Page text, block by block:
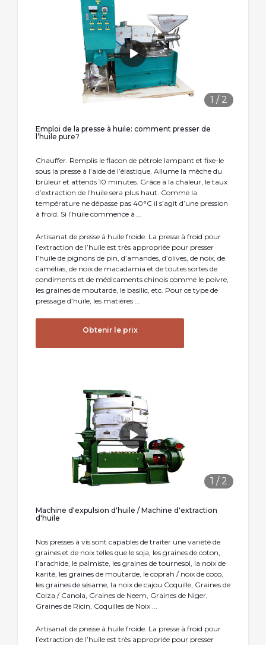
1 / 2
Emploi de la presse à huile: comment presser de
l’huile pure?
Chauffer. Remplis le flacon de pétrole lampant et fixe-le
sous la presse à l’aide de l’élastique. Allume la mèche du
brûleur et attends 10 minutes. Grâce à la chaleur, le taux
d’extraction de l’huile sera plus haut. Comme la
température ne dépasse pas 40°C il s’agit d’une pression
à froid. Si l’huile commence à ...
Artisanat de presse à huile froide. La presse à froid pour
l’extraction de l’huile est très appropriée pour presser
l’huile de pignons de pin, d’amandes, d’olives, de noix, de
camélias, de noix de macadamia et de toutes sortes de
condiments et de médicaments chinois comme le poivre,
les graines de moutarde, le basilic, etc. Pour ce type de
pressage d’huile, les matières ...
Obtenir le prix
1 / 2
Machine d'expulsion d'huile / Machine d'extraction
d'huile
Nos presses à vis sont capables de traiter une variété de
graines et de noix telles que le soja, les graines de coton,
l’arachide, le palmiste, les graines de tournesol, la noix de
karité, les graines de moutarde, le coprah / noix de coco,
les graines de sésame, la noix de cajou Coquille, Graines de
Colza / Canola, Graines de Neem, Graines de Niger,
Graines de Ricin, Coquilles de Noix ...
Artisanat de presse à huile froide. La presse à froid pour
l’extraction de l’huile est très appropriée pour presser